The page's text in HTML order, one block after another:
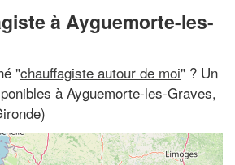
à Ayguemorte-les-
"chauffagiste autour de moi" ? Un
à Ayguemorte-les-Graves,